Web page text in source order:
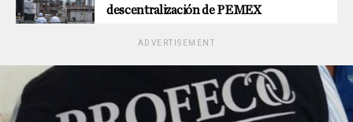
descentralización de PEMEX
ADVERTISEMENT